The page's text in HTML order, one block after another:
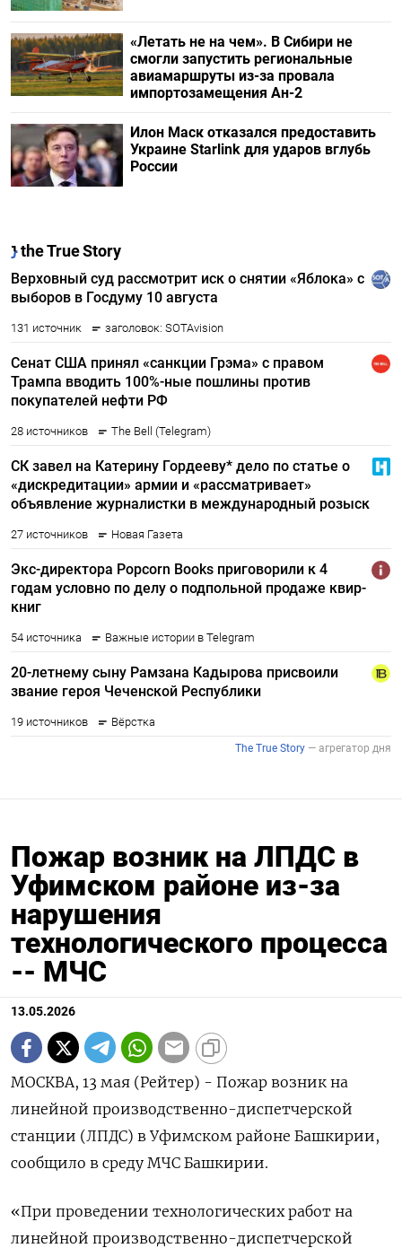
«Летать не на чем». В Сибири не
смогли запустить региональные
авиамаршруты из-за провала
импортозамещения Ан-2
Илон Маск отказался предоставить
Украине Starlink для ударов вглубь
России
Пожар возник на ЛПДС в
Уфимском районе из-за
нарушения
технологического процесса
-- МЧС
13.05.2026
МОСКВА, 13 мая (Рейтер) - Пожар ‌возник на
линейной производственно-диспетчерской ​
станции (ЛПДС) в ​Уфимском ​районе Башкирии,
⁠сообщило ‌в среду ‌МЧС Башкирии.
«При проведении ​технологических ‌работ на ​
линейной производственно-диспетчерской